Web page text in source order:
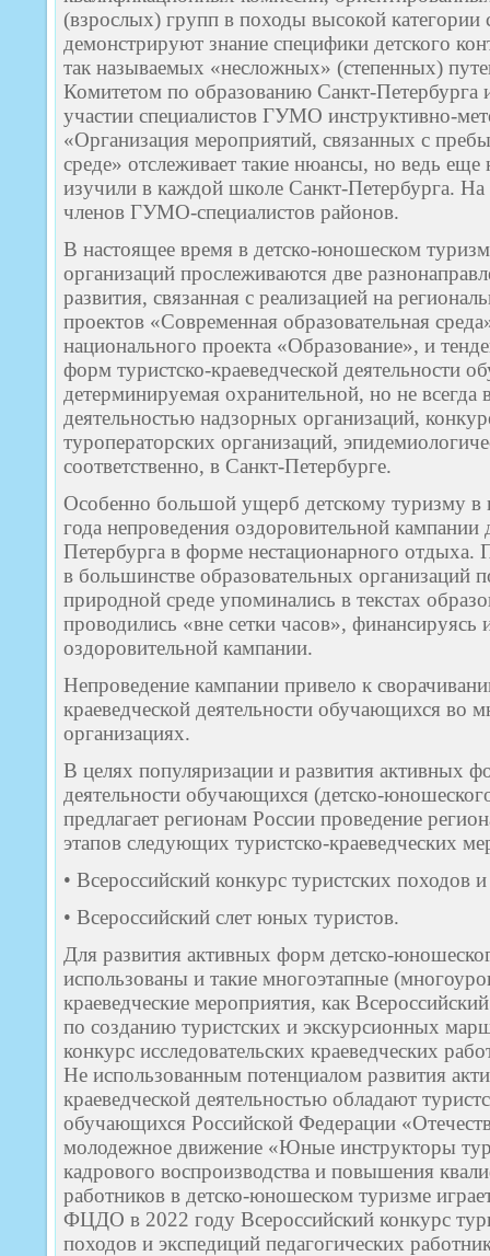
(взрослых) групп в походы высокой категории
демонстрируют знание специфики детского
так называемых «несложных» (степенных)
Комитетом по образованию Санкт-Петербурга
участии специалистов ГУМО инструктивно-
«Организация мероприятий, связанных с
среде» отслеживает такие нюансы, но ведь
изучили в каждой школе Санкт-Петербурга. На
членов ГУМО-специалистов районов.
В настоящее время в детско-юношеском
организаций прослеживаются две
развития, связанная с реализацией на
проектов «Современная образовательная
национального проекта «Образование», и
форм туристско-краеведческой деятельности
детерминируемая охранительной, но не
деятельностью надзорных организаций,
туроператорских организаций,
соответственно, в Санкт-Петербурге.
Особенно большой ущерб детскому туризму в
года непроведения оздоровительной
Петербурга в форме нестационарного отдыха.
в большинстве образовательных организаций
природной среде упоминались в текстах
проводились «вне сетки часов», финансируясь
оздоровительной кампании.
Непроведение кампании привело к
краеведческой деятельности обучающихся во
организациях.
В целях популяризации и развития активных
деятельности обучающихся (детско-
предлагает регионам России проведение
этапов следующих туристско-краеведческих
• Всероссийский конкурс туристских походов
• Всероссийский слет юных туристов.
Для развития активных форм детско-
использованы и такие многоэтапные
краеведческие мероприятия, как
по созданию туристских и экскурсионных
конкурс исследовательских краеведческих
Не использованным потенциалом развития
краеведческой деятельностью обладают
обучающихся Российской Федерации
молодежное движение «Юные инструкторы
кадрового воспроизводства и повышения
работников в детско-юношеском туризме
ФЦДО в 2022 году Всероссийский конкурс
походов и экспедиций педагогических